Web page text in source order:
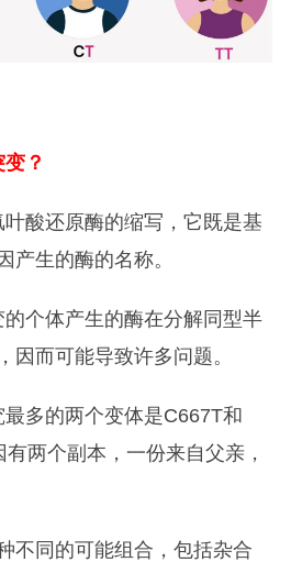
？
酸还原酶的缩写，​它既是基
产生的酶的名称。
个体产生的酶在分解同型半
因而可能导致许多问题。
多的两个变体是C667T和
两个副本，一份来自父亲，
不同的可能组合，包括杂合